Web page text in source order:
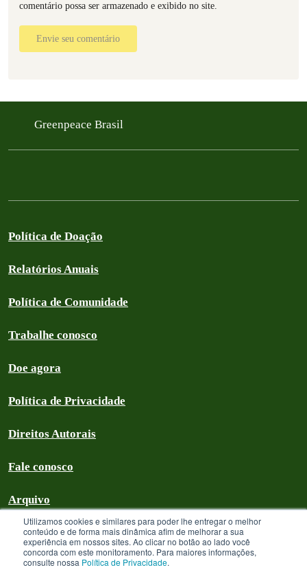
Utilizamos cookies e similares para poder lhe entregar o melhor
conteúdo e de forma mais dinâmica afim de melhorar a sua
experiência em nossos sites. Ao clicar no botão ao lado você
concorda com este monitoramento. Para maiores informações,
consulte nossa Política de Privacidade.
comentário possa ser armazenado e exibido no site.
Envie seu comentário
Greenpeace Brasil
Política de Doação
Relatórios Anuais
Política de Comunidade
Trabalhe conosco
Doe agora
Política de Privacidade
Direitos Autorais
Fale conosco
Arquivo
Greenpeace Brasil 2026